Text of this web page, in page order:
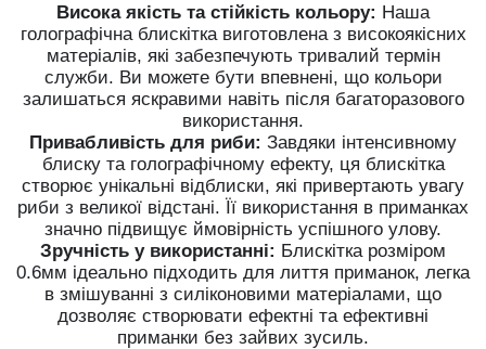
Висока якість та стійкість кольору: Наша
голографічна блискітка виготовлена з високоякісних
матеріалів, які забезпечують тривалий термін
служби. Ви можете бути впевнені, що кольори
залишаться яскравими навіть після багаторазового
використання.
Привабливість для риби: Завдяки інтенсивному
блиску та голографічному ефекту, ця блискітка
створює унікальні відблиски, які привертають увагу
риби з великої відстані. Її використання в приманках
значно підвищує ймовірність успішного улову.
Зручність у використанні: Блискітка розміром
0.6мм ідеально підходить для лиття приманок, легка
в змішуванні з силіконовими матеріалами, що
дозволяє створювати ефектні та ефективні
приманки без зайвих зусиль.